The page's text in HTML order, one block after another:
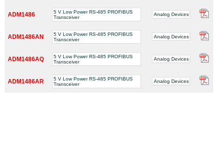
ADM1486
5 V Low Power RS-485 PROFIBUS
Transceiver
Analog Devices
ADM1486AN
5 V Low Power RS-485 PROFIBUS
Transceiver
Analog Devices
ADM1486AQ
5 V Low Power RS-485 PROFIBUS
Transceiver
Analog Devices
ADM1486AR
5 V Low Power RS-485 PROFIBUS
Transceiver
Analog Devices